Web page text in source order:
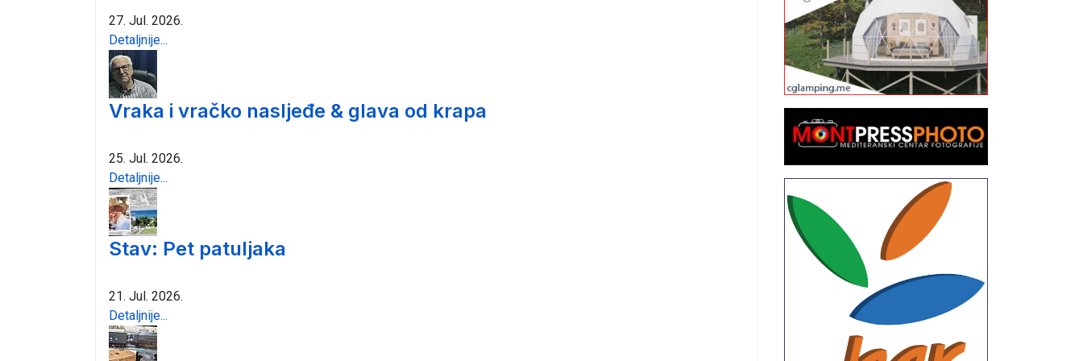
27. Jul. 2026.
Detaljnije...
Vraka i vračko nasljeđe & glava od krapa
25. Jul. 2026.
Detaljnije...
Stav: Pet patuljaka
21. Jul. 2026.
Detaljnije...